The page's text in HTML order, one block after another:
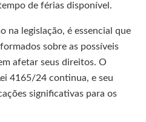
de férias disponível.
na legislação, é essencial que
sobre as possíveis
afetar seus direitos. O
4165/24 continua, e seu
significativas para os